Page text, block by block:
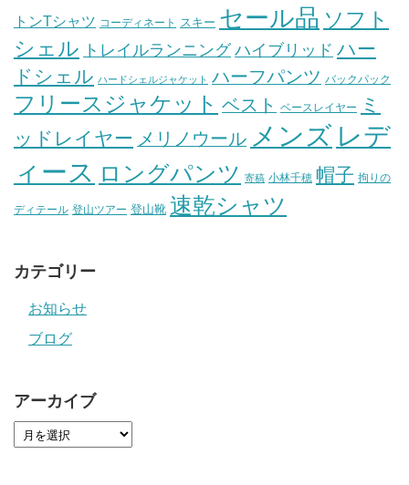
トンTシャツ コーディネート スキー セール品 ソフト
シェル トレイルランニング ハイブリッド ハー
ドシェル ハードシェルジャケット ハーフパンツ バックパック
フリースジャケット ベスト ベースレイヤー
ミ
ッドレイヤー メリノウール メンズ レデ
ィース ロングパンツ 寄稿 小林千穂 帽子 拘りの
ディテール 登山ツアー 登山靴 速乾シャツ
カテゴリー
お知らせ
ブログ
アーカイブ